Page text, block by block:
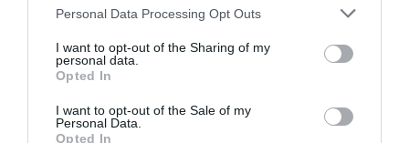
Please note that this website/app uses one or more Google
not limited to your visit or usage behaviour. You may click to
grant or deny consent to Google and its third-party tags to
use your data for below specified purposes in below Google
consent section.
Personal Data Processing Opt Outs
I want to opt-out of the Sharing of my
personal data.
Opted In
I want to opt-out of the Sale of my
Personal Data.
Opted In
BLÖFFÖL AZ AIRBNB A NAGY MÁRTONNAK
Kassay Tamás
nemzetgazdasági miniszterhez, a Budapesten